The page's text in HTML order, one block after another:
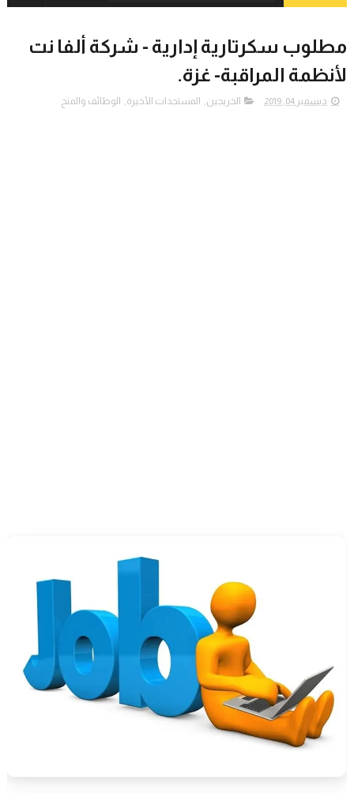
مطلوب سكرتارية إدارية - شركة ألفا نت
لأنظمة المراقبة- غزة.
ديسمبر 04, 2019 الخريجين, المستجدات الأخيرة, الوظائف والمنح